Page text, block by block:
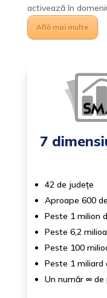
activează în
Află mai multe
7
42 de județe
Aproape 600
Peste 1 milion
Peste 6,2
Peste 100
Peste 1 miliard
Un număr ∞de